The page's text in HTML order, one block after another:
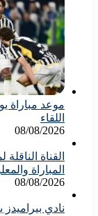
موعد مباراة
اللقاء
08/08/2026
القناة
المباراة
08/08/2026
نادي